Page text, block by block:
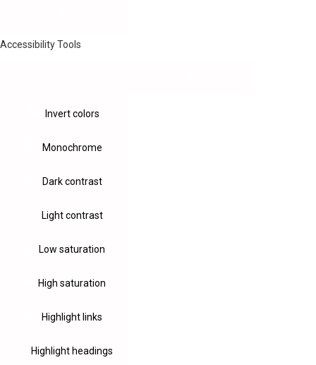
Accessibility Tools
Invert colors
Monochrome
Dark contrast
Light contrast
Low saturation
High saturation
Highlight links
Highlight headings